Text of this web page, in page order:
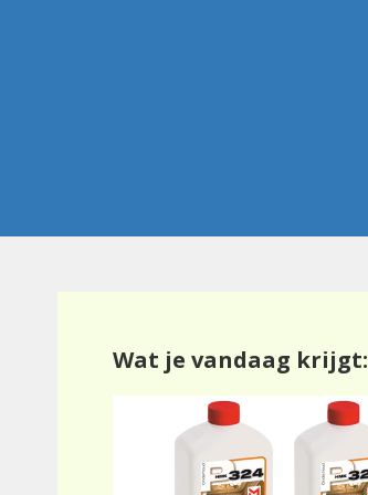
Wat je vandaag krijgt: